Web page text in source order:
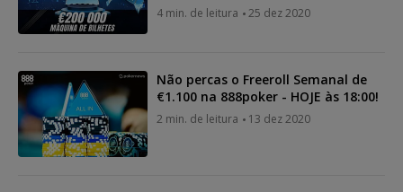
4 min. de leitura 25 dez 2020
Não percas o Freeroll Semanal de
€1.100 na 888poker - HOJE às 18:00!
2 min. de leitura 13 dez 2020